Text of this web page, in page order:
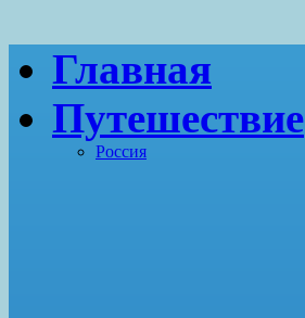
Главная
Путешествие
Россия